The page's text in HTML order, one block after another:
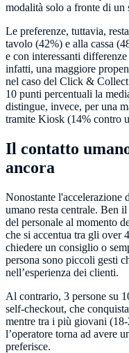
modalità solo a fronte di un
Le preferenze, tuttavia,
tavolo (42%) e alla cassa
e con interessanti
infatti, una maggiore
nel caso del Click &
10 punti percentuali la
distingue, invece, per una
tramite Kiosk (14% contro
Il contatto
ancora
Nonostante l'accelerazione
umano resta centrale. Ben
del personale al momento
che si accentua tra gli over
chiedere un consiglio o
persona sono piccoli gesti
nell’esperienza dei clienti.
Al contrario, 3 persone su
self-checkout, che
mentre tra i più giovani
l’operatore torna ad avere
preferisce.